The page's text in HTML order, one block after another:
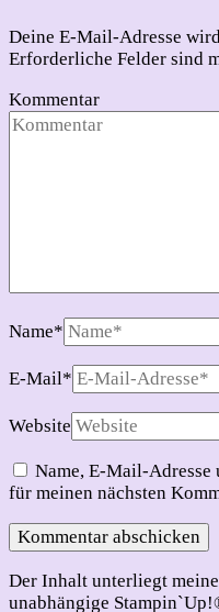
Deine E-Mail-Adresse
Erforderliche Felder sind
Kommentar
Name*
E-Mail*
Website
Name, E-Mail-Adresse
für meinen nächsten
Der Inhalt unterliegt
unabhängige